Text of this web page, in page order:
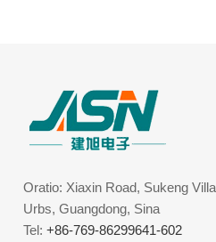
Oratio: Xiaxin Road, Sukeng
Urbs, Guangdong, Sina
Tel:+86-769-86299641-602